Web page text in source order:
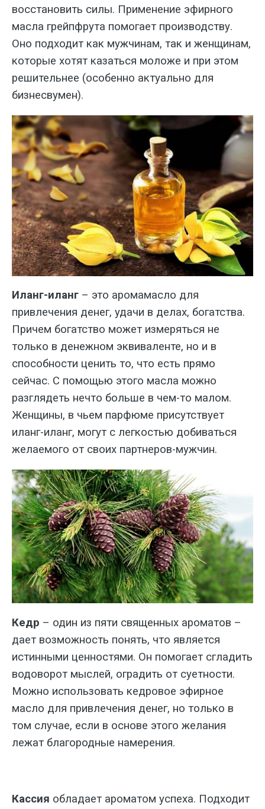
восстановить силы. Применение эфирного
масла грейпфрута помогает производству.
Оно подходит как мужчинам, так и женщинам,
которые хотят казаться моложе и при этом
решительнее (особенно актуально для
бизнесвумен).
Иланг-иланг – это аромамасло для
привлечения денег, удачи в делах, богатства.
Причем богатство может измеряться не
только в денежном эквиваленте, но и в
способности ценить то, что есть прямо
сейчас. С помощью этого масла можно
разглядеть нечто больше в чем-то малом.
Женщины, в чьем парфюме присутствует
иланг-иланг, могут с легкостью добиваться
желаемого от своих партнеров-мужчин.
Кедр – один из пяти священных ароматов –
дает возможность понять, что является
истинными ценностями. Он помогает сгладить
водоворот мыслей, оградить от суетности.
Можно использовать кедровое эфирное
масло для привлечения денег, но только в
том случае, если в основе этого желания
лежат благородные намерения.
Кассия обладает ароматом успеха. Подходит